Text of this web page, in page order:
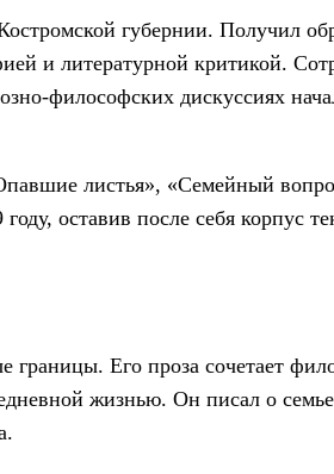
губернии. Получил
и литературной критикой.
философских дискуссиях
листья», «Семейный
оставив после себя корпус
Его проза сочетает
жизнью. Он писал о